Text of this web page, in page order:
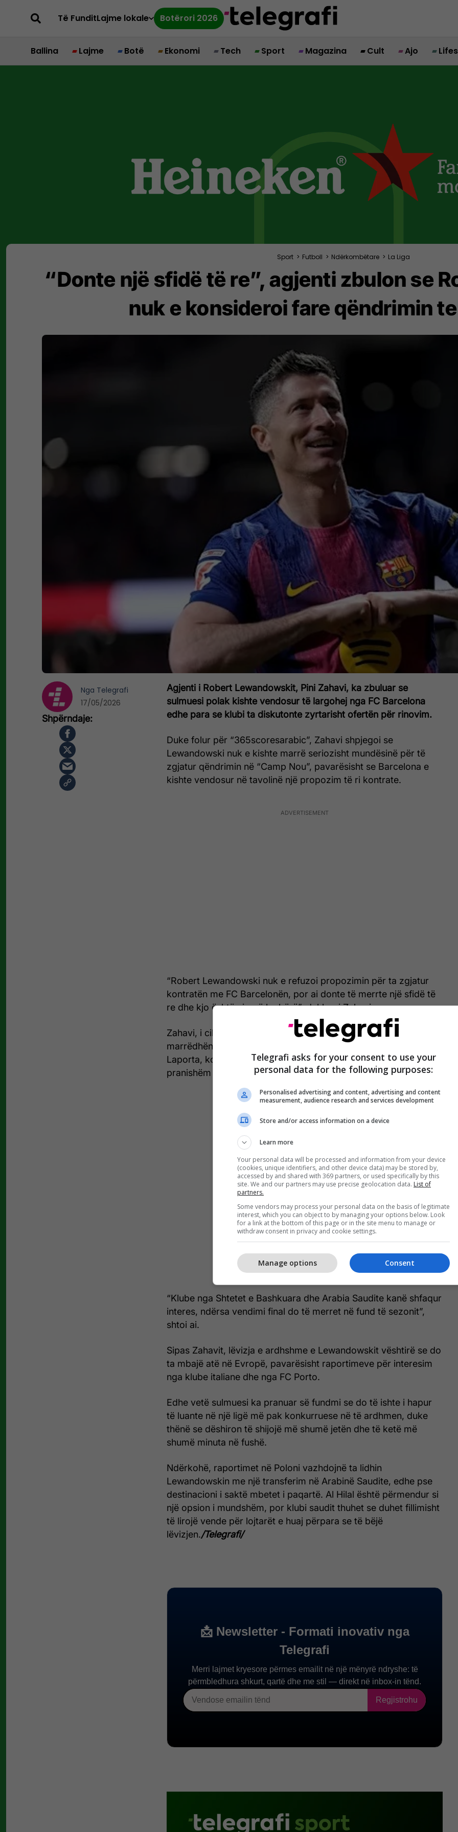
Të FunditLajme lokale Botërori 2026
Ballina Lajme Botë Ekonomi Tech Sport Magazina Cult Ajo
Sport > Futboll > Ndërkombëtare > La Liga
“Donte një sfidë të re”, agjenti zbulon se
nuk e konsideroi fare qëndrimin
Agjenti i Robert Lewandowskit, Pini Zahavi, ka zbuluar se
sulmuesi polak kishte vendosur të largohej nga FC Barcelona
edhe para se klubi ta diskutonte zyrtarisht ofertën për rinovim.
Duke folur për “365scoresarabic”, Zahavi shpjegoi se
Lewandowski nuk e kishte marrë seriozisht mundësinë për të
zgjatur qëndrimin në “Camp Nou”, pavarësisht se Barcelona e
kishte vendosur në tavolinë një propozim të ri kontrate.
“Robert Lewandowski nuk e refuzoi propozimin për ta zgjatur
kontratën me FC Barcelonën, por ai donte të merrte një sfidë të
re dhe kjo është ajo që ka bërë”, deklaroi Zahavi.
Zahavi, i cili përfaqëson gjithashtu Hansi Flickun dhe njihet për
marrëdhënien e afërt me presidentin e Barcelonës, Joan
Laporta, konfirmoi se interesimi për sulmuesin ka qenë i
pranishëm prej muajsh.
“Klube nga Shtetet e Bashkuara dhe Arabia Saudite kanë shfaqur
interes, ndërsa vendimi final do të merret në fund të sezonit”,
shtoi ai.
Sipas Zahavit, lëvizja e ardhshme e Lewandowskit vështirë se do
ta mbajë atë në Evropë, pavarësisht raportimeve për interesim
nga klube italiane dhe nga FC Porto.
Edhe vetë sulmuesi ka pranuar së fundmi se do të ishte i hapur
të luante në një ligë më pak konkurruese në të ardhmen, duke
thënë se dëshiron të shijojë më shumë jetën dhe të ketë më
shumë minuta në fushë.
Ndërkohë, raportimet në Poloni vazhdojnë ta lidhin
Lewandowskin me një transferim në Arabinë Saudite, edhe pse
destinacioni i saktë mbetet i paqartë. Al Hilal është përmendur si
një opsion i mundshëm, por klubi saudit thuhet se duhet fillimisht
të lirojë vende për lojtarët e huaj përpara se të bëjë
lëvizjen./Telegrafi/
Nga Telegrafi
17/05/2026
Telegrafi asks for your consent to use your
personal data for the following purposes:
Personalised advertising and content, advertising and content
measurement, audience research and services development
Store and/or access information on a device
Learn more
Your personal data will be processed and information from your device
(cookies, unique identifiers, and other device data) may be stored by,
accessed by and shared with 369 partners, or used specifically by this
site. We and our partners may use precise geolocation data. List of
partners.
Some vendors may process your personal data on the basis of legitimate
interest, which you can object to by managing your options below. Look
for a link at the bottom of this page or in the site menu to manage or
withdraw consent in privacy and cookie settings.
Consent
Manage options